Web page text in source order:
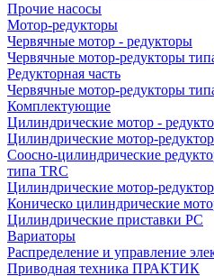
Прочие насосы
Мотор-редукторы
Червячные мотор - редукторы
Червячные мотор-редукторы
Редукторная часть
Червячные мотор-редукторы
Комплектующие
Цилиндрические мотор -
Цилиндрические мотор-
Соосно-цилиндрические
типа TRC
Цилиндрические мотор-
Коническо цилиндрические
Цилиндрические приставки PC
Вариаторы
Распределение и управление
Приводная техника ПРАКТИК